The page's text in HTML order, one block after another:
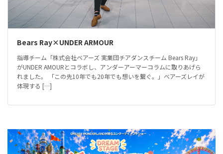
Bears Ray×UNDER ARMOUR
指導チーム「株式会社ベアーズ 実業団チアダンスチーム Bears Ray」
がUNDER AMOURとコラボし、アンダーアーマーコラムに取りあげら
れました。 「この先10年でも20年でも想いを繋ぐ。」ベアーズレイが
体現する […]